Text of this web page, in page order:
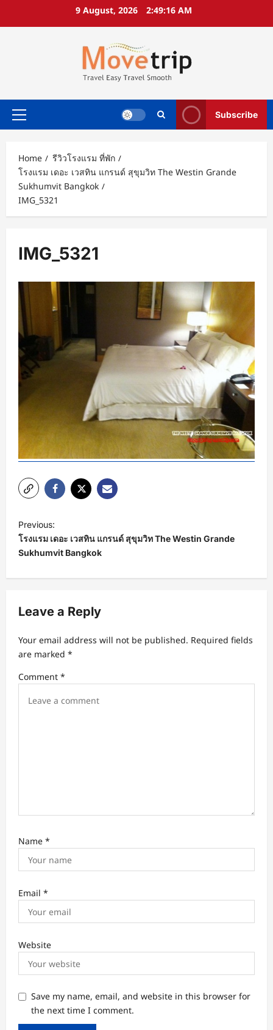
9 August, 2026 2:49:17 AM
Primary
Subscribe
Home
รีวิวโรงแรม ที่พัก
โรงแรม เดอะ เวสทิน แกรนด์ สุขุมวิท The Westin Grande
Sukhumvit Bangkok
IMG_5321
IMG_5321
P
o
s
t
a
i
a
Previous:
โรงแรม เดอะ เวสทิน แกรนด์ สุขุมวิท The Westin Grande
Sukhumvit Bangkok
Leave a Reply
Your email address will not be published. Required fields
are marked *
Comment *
Name *
Email *
Website
Save my name, email, and website in this browser for
the next time I comment.